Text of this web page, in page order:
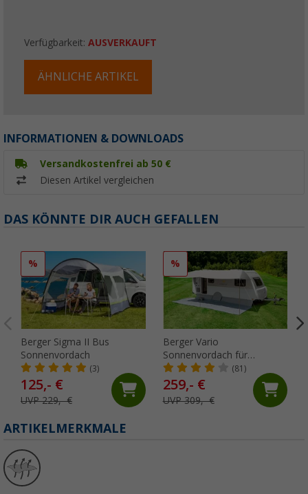
Verfügbarkeit: AUSVERKAUFT
ÄHNLICHE ARTIKEL
INFORMATIONEN & DOWNLOADS
Versandkostenfrei ab 50 €
Diesen Artikel vergleichen
DAS KÖNNTE DIR AUCH GEFALLEN
%
Berger Sigma II Bus
Sonnenvordach
(3)
125,- €
UVP 229,- €
%
Berger Vario
Sonnenvordach für
Wohnwagen, 700 x 240 cm
(81)
259,- €
UVP 309,- €
ARTIKELMERKMALE